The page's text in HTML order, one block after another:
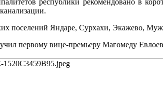
поселений Яндаре, Сурхахи, Экажево,
первому вице-премьеру Магомеду